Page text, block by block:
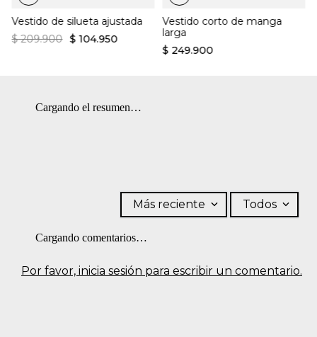
¿Cómo es el fit?:
Cuello camisero
Diseño suelto
BLANQUEADO: No usar blanqueador. PLANCHADO: No
planchar.
Vestido de silueta ajustada
$ 209.900 $ 104.950
Vestido corto de manga
larga
$ 249.900
Cargando el resumen…
Por favor, inicia sesión para escribir un comentario.
Más reciente Todos
Cargando comentarios…